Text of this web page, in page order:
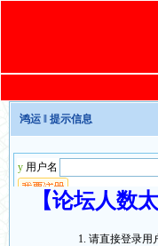
鸿运 ‖ 提示信息
【论坛人数
请直接登录用